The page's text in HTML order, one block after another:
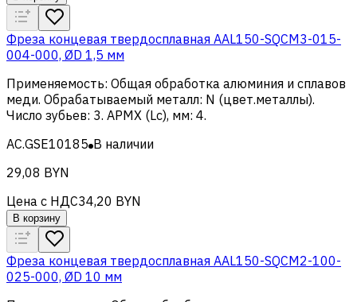
Фреза концевая твердосплавная AAL150-SQCM3-015-
004-000, ØD 1,5 мм
Применяемость: Общая обработка алюминия и сплавов
меди. Обрабатываемый металл: N (цвет.металлы).
Число зубьев: 3. APMX (Lc), мм: 4.
AC.GSE10185 В наличии
29,08 BYN
Цена с НДС34,20 BYN
В корзину
Фреза концевая твердосплавная AAL150-SQCM2-100-
025-000, ØD 10 мм